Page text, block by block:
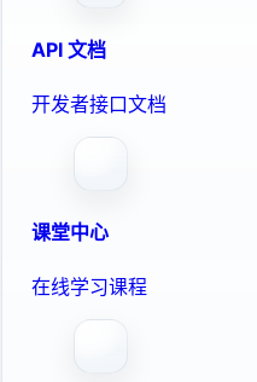
API 文档
开发者接口文档
课堂中心
在线学习课程